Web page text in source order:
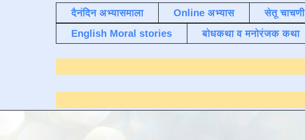
दैनंदिन अभ्यासमाला Online अभ्यास सेतू चाचणी
English Moral stories
बोधकथा व मनोरंजक कथा